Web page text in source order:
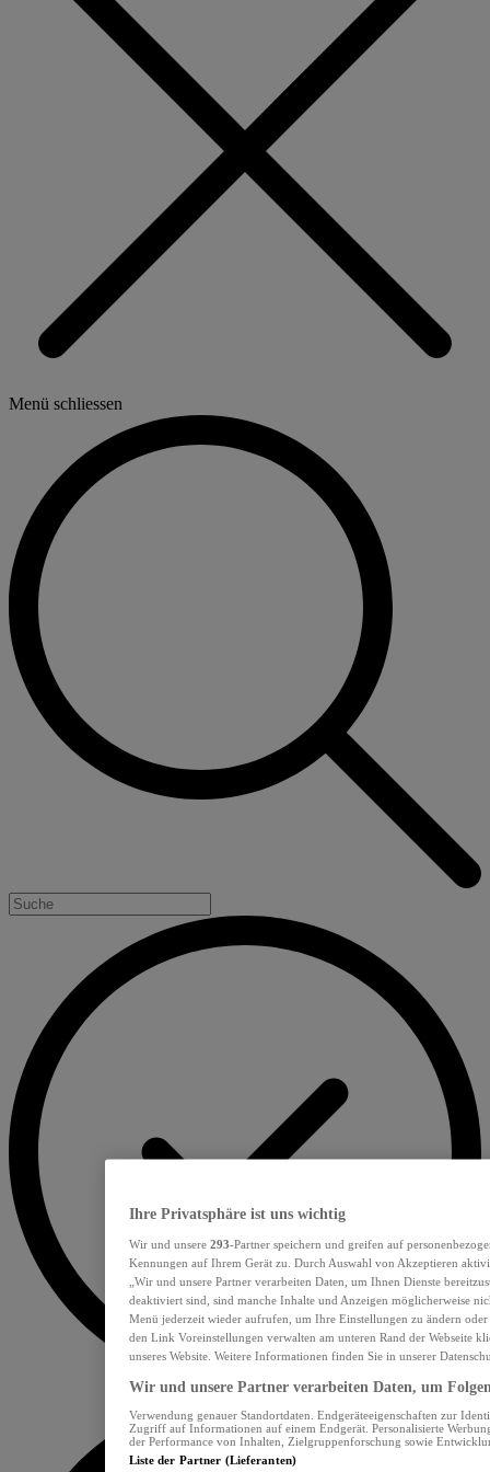
Menü schliessen
Ihre Privatsphäre ist uns wichtig
Wir und unsere 293-Partner speichern und greifen auf
Kennungen auf Ihrem Gerät zu. Durch Auswahl von Akzeptieren
„Wir und unsere Partner verarbeiten Daten, um Ihnen Dienste
deaktiviert sind, sind manche Inhalte und Anzeigen möglicherweise
Menü jederzeit wieder aufrufen, um Ihre Einstellungen zu ändern
den Link Voreinstellungen verwalten am unteren Rand der Webseite
unseres Website. Weitere Informationen finden Sie in unserer
Wir und unsere Partner verarbeiten Daten, um
Verwendung genauer Standortdaten. Endgeräteeigenschaften zur
Zugriff auf Informationen auf einem Endgerät. Personalisierte
der Performance von Inhalten, Zielgruppenforschung sowie
Liste der Partner (Lieferanten)